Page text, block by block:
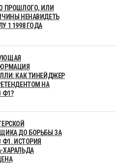
ПРОШЛОГО, ИЛИ
НЕНАВИДЕТЬ
1 1998 ГОДА
КАК ТИНЕЙДЖЕР
НА
Ф1?
ДО БОРЬБЫ ЗА
Ф1. ИСТОРИЯ
ХАРАЛЬДА